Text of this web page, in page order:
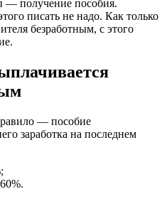
— получение пособия.
писать не надо. Как только
безработным, с этого
— пособие
заработка на последнем